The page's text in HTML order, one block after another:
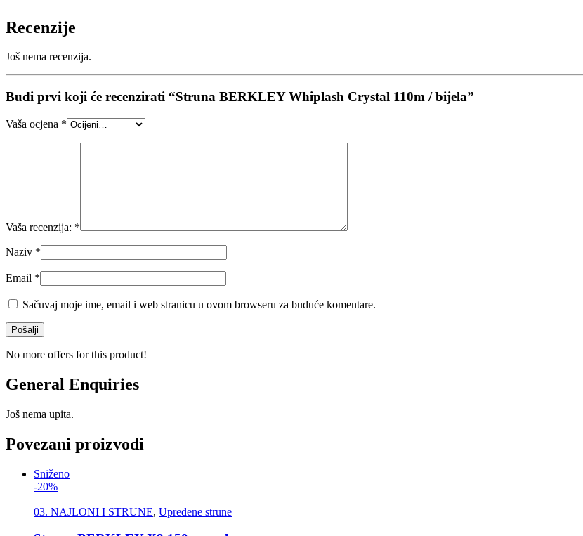
Recenzije
Još nema recenzija.
Budi prvi koji će recenzirati “Struna BERKLEY Whiplash Crystal 110m / bijela”
Vaša ocjena *
Vaša recenzija: *
Naziv *
Email *
Sačuvaj moje ime, email i web stranicu u ovom browseru za buduće komentare.
No more offers for this product!
General Enquiries
Još nema upita.
Povezani proizvodi
Sniženo
-20%
03. NAJLONI I STRUNE, Upredene strune